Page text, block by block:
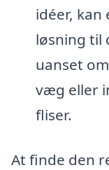
idéer, kan
løsning til
uanset
væg eller
fliser.
At finde den